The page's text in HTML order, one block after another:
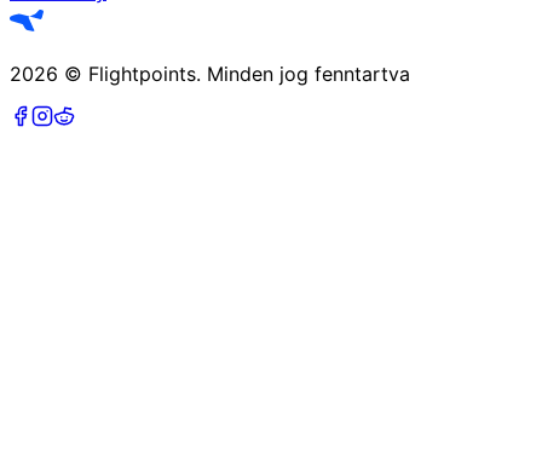
2026 © Flightpoints. Minden jog fenntartva